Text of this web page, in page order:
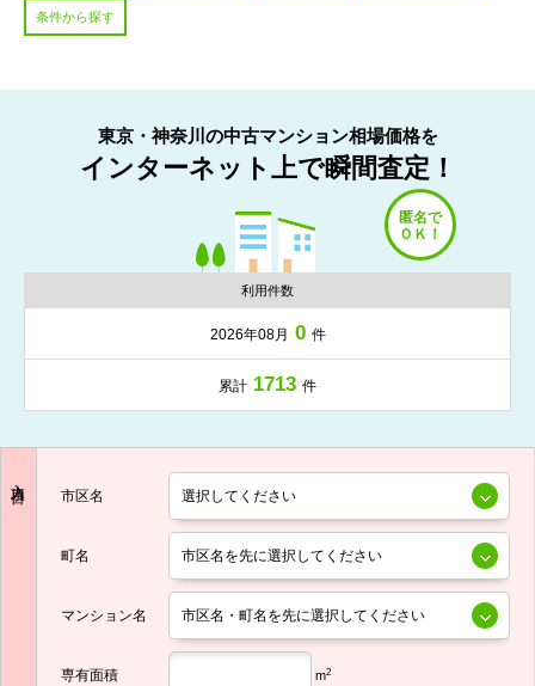
条件から探す
東京・神奈川の中古マンション相場価格を
インターネット上で瞬間査定！
利用件数
2026年08月 0 件
累計 1713 件
市区名
町名
マンション名
専有面積 m2